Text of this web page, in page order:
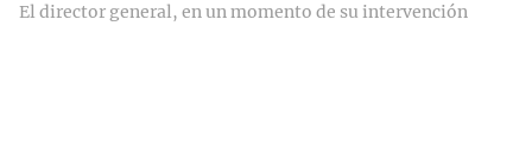
El director general, en un momento de su intervención